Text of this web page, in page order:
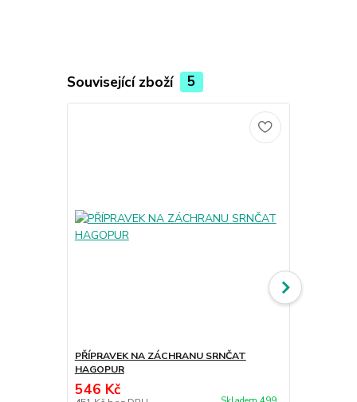
Související zboží 5
PŘÍPRAVEK NA ZÁCHRANU SRNČAT
HAGOPUR
546 Kč